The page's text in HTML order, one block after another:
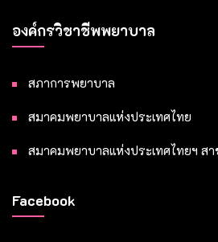
องค์กรวิชาชีพพยาบาล
สภาการพยาบาล
สมาคมพยาบาลแห่งประเทศไทย
สมาคมพยาบาลแห่งประเทศไทยฯ สา
Facebook